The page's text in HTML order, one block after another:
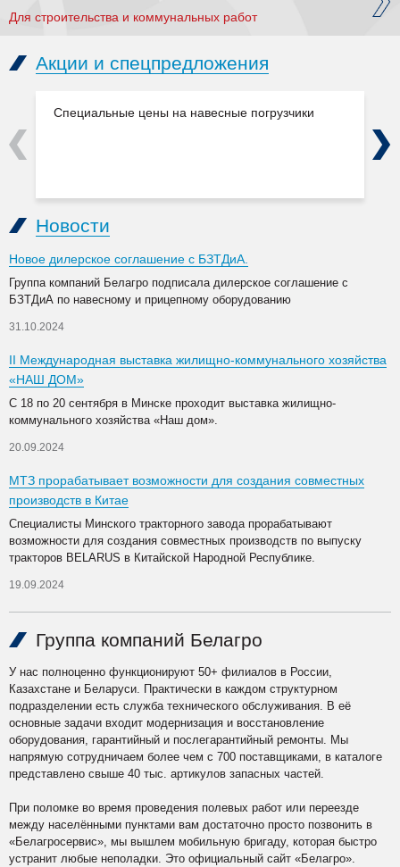
Для строительства и коммунальных работ
Акции и спецпредложения
Специальные цены на навесные погрузчики
Previous Next
Новости
Новое дилерское соглашение с БЗТДиА.
Группа компаний Белагро подписала дилерское соглашение с
БЗТДиА по навесному и прицепному оборудованию
31.10.2024
II Международная выставка жилищно-коммунального хозяйства
«НАШ ДОМ»
С 18 по 20 сентября в Минске проходит выставка жилищно-
коммунального хозяйства «Наш дом».
20.09.2024
МТЗ прорабатывает возможности для создания совместных
производств в Китае
Специалисты Минского тракторного завода прорабатывают
возможности для создания совместных производств по выпуску
тракторов BELARUS в Китайской Народной Республике.
19.09.2024
Группа компаний Белагро
У нас полноценно функционируют 50+ филиалов в России,
Казахстане и Беларуси. Практически в каждом структурном
подразделении есть служба технического обслуживания. В её
основные задачи входит модернизация и восстановление
оборудования, гарантийный и послегарантийный ремонты. Мы
напрямую сотрудничаем более чем с 700 поставщиками, в каталоге
представлено свыше 40 тыс. артикулов запасных частей.
При поломке во время проведения полевых работ или переезде
между населёнными пунктами вам достаточно просто позвонить в
«Белагросервис», мы вышлем мобильную бригаду, которая быстро
устранит любые неполадки. Это официальный сайт «Белагро».